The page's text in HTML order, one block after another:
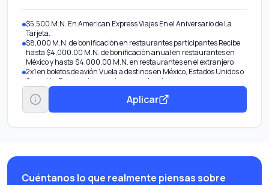
$5,500 M.N. En American Express Viajes En el Aniversario de La
Tarjeta.
$8,000 M.N. de bonificación en restaurantes participantes Recibe
hasta $4,000.00 M.N. de bonificación anual en restaurantes en
México y hasta $4,000.00 M.N. en restaurantes en el extranjero
2x1 en boletos de avión Vuela a destinos en México, Estados Unidos o
Canadá y Europa al acumular un gasto mínimo.
$4,000 M.N. de bonificación por compras en entretenimiento
Disfruta de tus eventos favoritos con hasta $4,000.00 M.N. de
bonificación anual.
Aplicar
Cuéntanos lo que realmente piensas sobre